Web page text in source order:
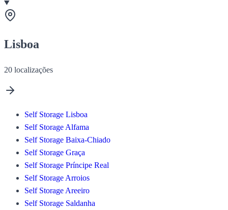
Lisboa
20 localizações
Self Storage Lisboa
Self Storage Alfama
Self Storage Baixa-Chiado
Self Storage Graça
Self Storage Príncipe Real
Self Storage Arroios
Self Storage Areeiro
Self Storage Saldanha